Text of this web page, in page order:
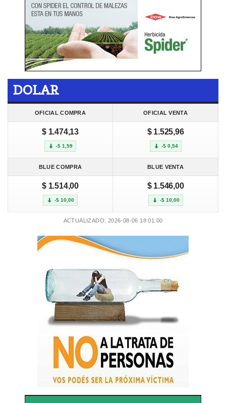
DOLAR
OFICIAL COMPRA OFICIAL VENTA
$ 1.474,13
-$ 1,59
$ 1.525,96
-$ 0,54
BLUE COMPRA BLUE VENTA
$ 1.514,00
-$ 10,00
$ 1.546,00
-$ 10,00
ACTUALIZADO: 2026-08-06 18:01:00